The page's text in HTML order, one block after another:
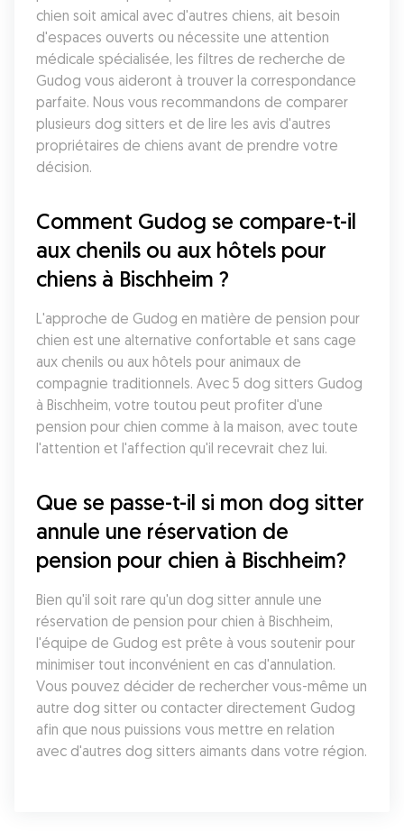
chien soit amical avec d'autres chiens, ait besoin
d'espaces ouverts ou nécessite une attention
médicale spécialisée, les filtres de recherche de
Gudog vous aideront à trouver la correspondance
parfaite. Nous vous recommandons de comparer
plusieurs dog sitters et de lire les avis d'autres
propriétaires de chiens avant de prendre votre
décision.
Comment Gudog se compare-t-il
aux chenils ou aux hôtels pour
chiens à Bischheim ?
L'approche de Gudog en matière de pension pour
chien est une alternative confortable et sans cage
aux chenils ou aux hôtels pour animaux de
compagnie traditionnels. Avec 5 dog sitters Gudog
à Bischheim, votre toutou peut profiter d'une
pension pour chien comme à la maison, avec toute
l'attention et l'affection qu'il recevrait chez lui.
Que se passe-t-il si mon dog sitter
annule une réservation de
pension pour chien à Bischheim?
Bien qu'il soit rare qu'un dog sitter annule une
réservation de pension pour chien à Bischheim,
l'équipe de Gudog est prête à vous soutenir pour
minimiser tout inconvénient en cas d'annulation.
Vous pouvez décider de rechercher vous-même un
autre dog sitter ou contacter directement Gudog
afin que nous puissions vous mettre en relation
avec d'autres dog sitters aimants dans votre région.